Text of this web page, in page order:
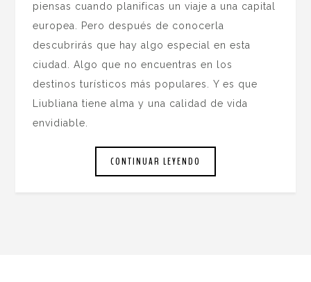
piensas cuando planificas un viaje a una capital
europea. Pero después de conocerla
descubrirás que hay algo especial en esta
ciudad. Algo que no encuentras en los
destinos turísticos más populares. Y es que
Liubliana tiene alma y una calidad de vida
envidiable.
CONTINUAR LEYENDO